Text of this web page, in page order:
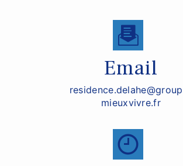
Email
mieuxvivre.fr